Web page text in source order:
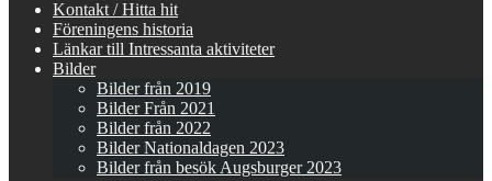
Kontakt / Hitta hit
Föreningens historia
Länkar till Intressanta aktiviteter
Bilder
Bilder från 2019
Bilder Från 2021
Bilder från 2022
Bilder Nationaldagen 2023
Bilder från besök Augsburger 2023